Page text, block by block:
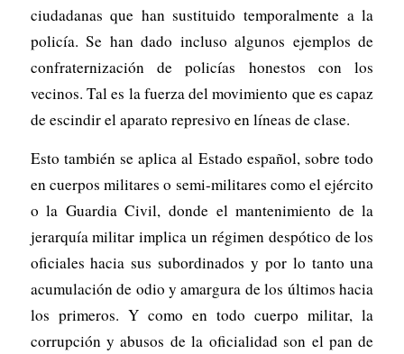
ciudadanas que han sustituido temporalmente a la
policía. Se han dado incluso algunos ejemplos de
confraternización de policías honestos con los
vecinos. Tal es la fuerza del movimiento que es capaz
de escindir el aparato represivo en líneas de clase.
Esto también se aplica al Estado español, sobre todo
en cuerpos militares o semi-militares como el ejército
o la Guardia Civil, donde el mantenimiento de la
jerarquía militar implica un régimen despótico de los
oficiales hacia sus subordinados y por lo tanto una
acumulación de odio y amargura de los últimos hacia
los primeros. Y como en todo cuerpo militar, la
corrupción y abusos de la oficialidad son el pan de